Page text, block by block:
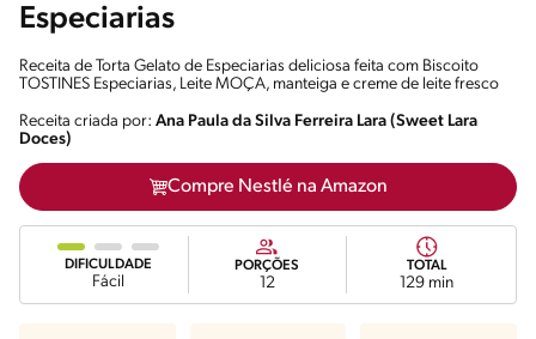
Especiarias
Receita de Torta Gelato de Especiarias deliciosa feita com Biscoito
TOSTINES Especiarias, Leite MOÇA, manteiga e creme de leite fresco
Receita criada por: Ana Paula da Silva Ferreira Lara (Sweet Lara
Doces)
Compre Nestlé na Amazon
DIFICULDADE
Fácil
PORÇÕES
12
TOTAL
129 min